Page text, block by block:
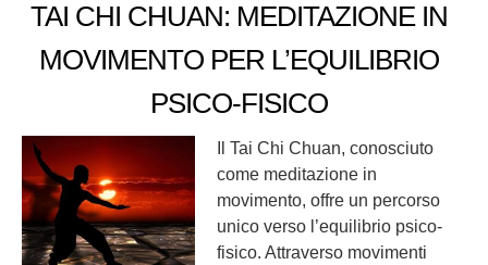
TAI CHI CHUAN: MEDITAZIONE IN
MOVIMENTO PER L’EQUILIBRIO
PSICO-FISICO
Il Tai Chi Chuan, conosciuto
come meditazione in
movimento, offre un percorso
unico verso l’equilibrio psico-
fisico. Attraverso movimenti